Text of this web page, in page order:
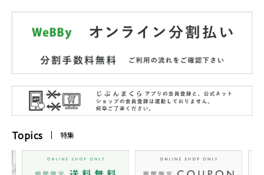
Topics 特集